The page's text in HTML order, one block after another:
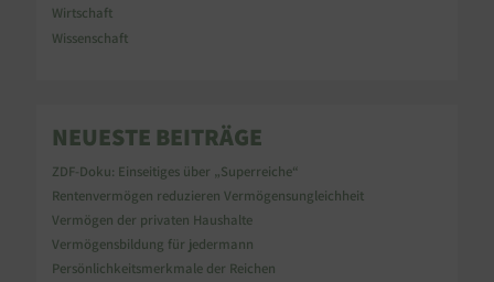
Wirtschaft
Wissenschaft
NEUESTE BEITRÄGE
ZDF-Doku: Einseitiges über „Superreiche“
Rentenvermögen reduzieren Vermögensungleichheit
Vermögen der privaten Haushalte
Vermögensbildung für jedermann
Persönlichkeitsmerkmale der Reichen